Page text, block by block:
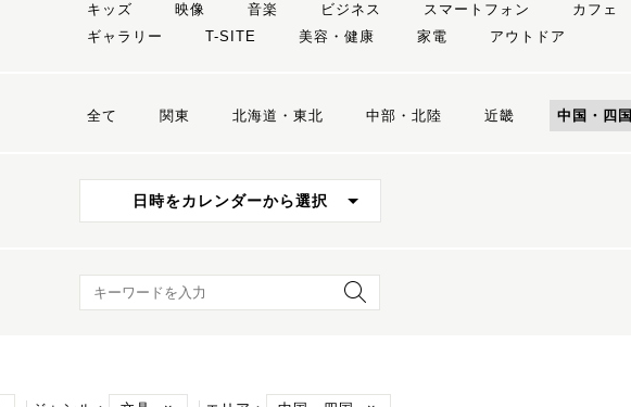
キッズ
映像 音楽 ビジネス スマートフォン カフェ
ギャラリー
T-SITE 美容・健康 家電 アウトドア
全て 関東 北海道・東北 中部・北陸 近畿 中国・四国
日時をカレンダーから選択
キーワード検索